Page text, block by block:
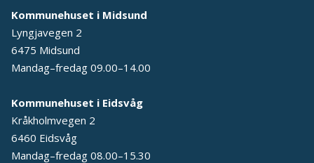
Kommunehuset i Midsund
Lyngjavegen 2
6475 Midsund
Mandag–fredag 09.00–14.00
Kommunehuset i Eidsvåg
Kråkholmvegen 2
6460 Eidsvåg
Mandag–fredag 08.00–15.30